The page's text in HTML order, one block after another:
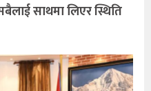
सबैलाई साथमा लिएर स्थिति